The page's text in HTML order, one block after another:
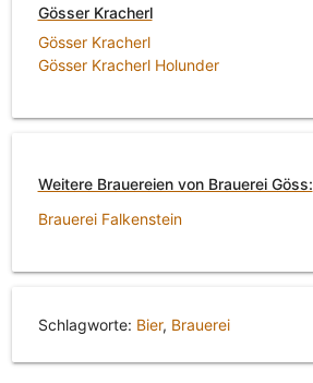
Gösser Kracherl
Gösser Kracherl
Gösser Kracherl Holunder
Weitere Brauereien von Brauerei Göss:
Brauerei Falkenstein
Schlagworte: Bier, Brauerei